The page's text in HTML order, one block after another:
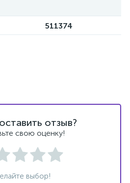
511374
отзыв?
свою оценку!
выбор!